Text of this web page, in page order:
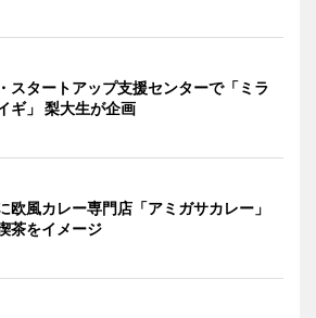
スタートアップ支援センターで「ミラ
ギ」 梨大生が企画
欧風カレー専門店「アミガサカレー」
茶をイメージ